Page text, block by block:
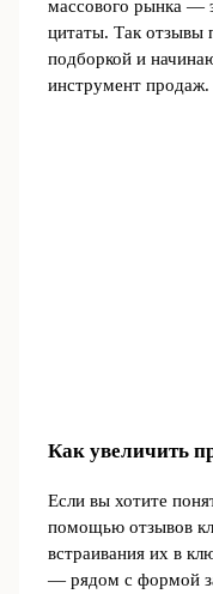
массового рынка —
цитаты. Так отзывы
подборкой и
инструмент продаж.
Как увеличить
Если вы хотите
помощью отзывов
встраивания их в
— рядом с формой